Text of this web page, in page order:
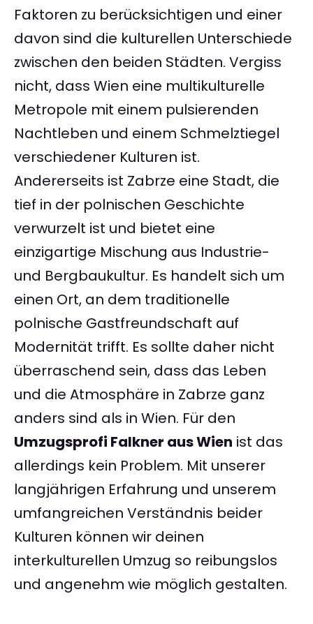
Faktoren zu berücksichtigen und einer
davon sind die kulturellen Unterschiede
zwischen den beiden Städten. Vergiss
nicht, dass Wien eine multikulturelle
Metropole mit einem pulsierenden
Nachtleben und einem Schmelztiegel
verschiedener Kulturen ist.
Andererseits ist Zabrze eine Stadt, die
tief in der polnischen Geschichte
verwurzelt ist und bietet eine
einzigartige Mischung aus Industrie-
und Bergbaukultur. Es handelt sich um
einen Ort, an dem traditionelle
polnische Gastfreundschaft auf
Modernität trifft. Es sollte daher nicht
überraschend sein, dass das Leben
und die Atmosphäre in Zabrze ganz
anders sind als in Wien. Für den
Umzugsprofi Falkner aus Wien ist das
allerdings kein Problem. Mit unserer
langjährigen Erfahrung und unserem
umfangreichen Verständnis beider
Kulturen können wir deinen
interkulturellen Umzug so reibungslos
und angenehm wie möglich gestalten.